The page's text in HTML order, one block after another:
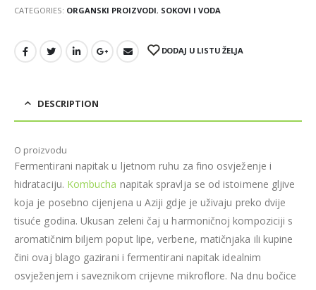
CATEGORIES: ORGANSKI PROIZVODI, SOKOVI I VODA
DODAJ U LISTU ŽELJA
DESCRIPTION
O proizvodu
Fermentirani napitak u ljetnom ruhu za fino osvježenje i
hidrataciju. Kombucha napitak spravlja se od istoimene gljive
koja je posebno cijenjena u Aziji gdje je uživaju preko dvije
tisuće godina. Ukusan zeleni čaj u harmoničnoj kompoziciji s
aromatičnim biljem poput lipe, verbene, matičnjaka ili kupine
čini ovaj blago gazirani i fermentirani napitak idealnim
osvježenjem i saveznikom crijevne mikroflore. Na dnu bočice